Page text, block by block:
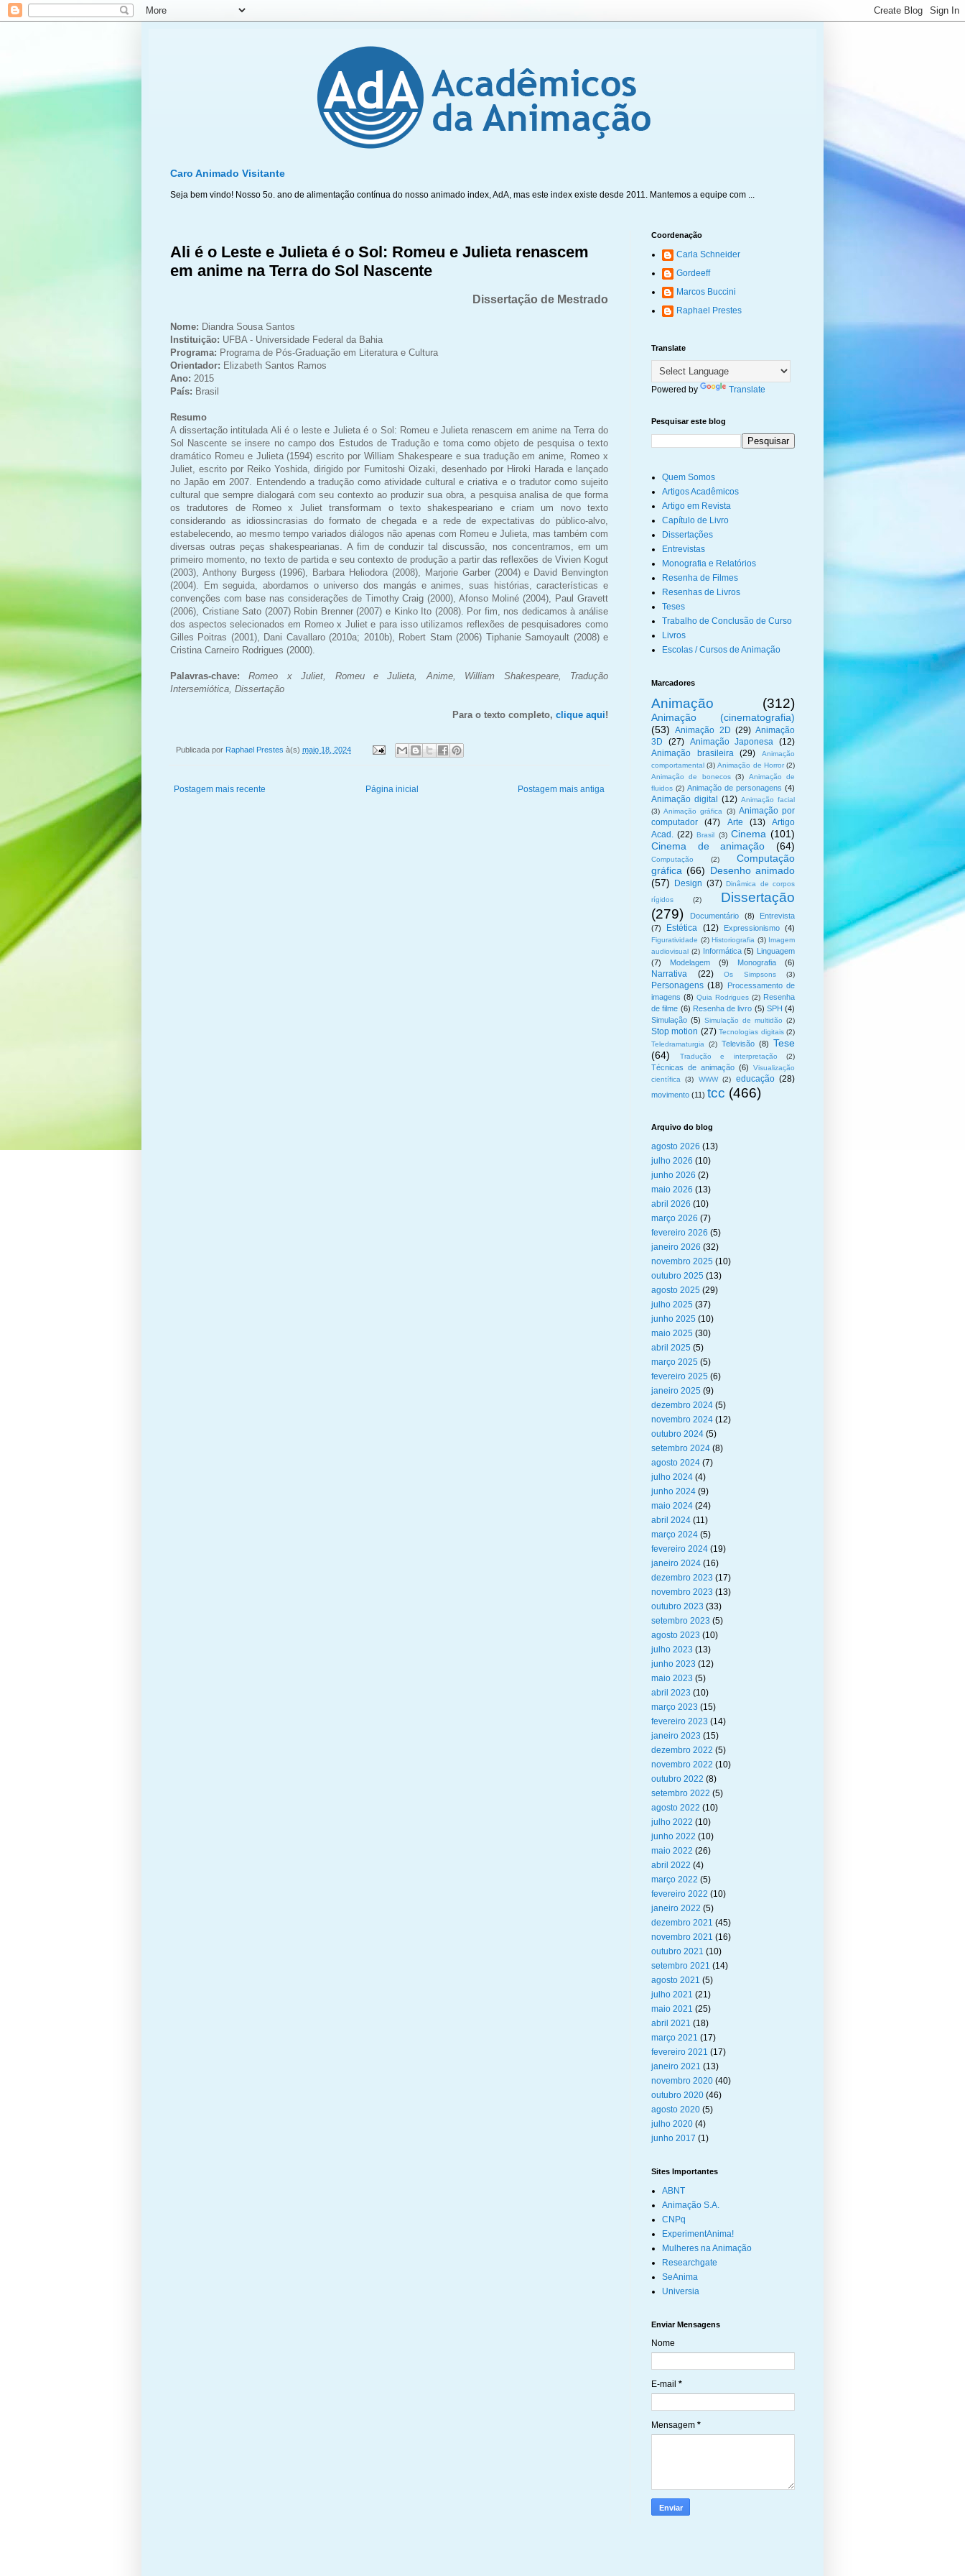
Caro Animado Visitante
Seja bem vindo! Nosso 5o. ano de alimentação contínua do nosso animado index, AdA, mas este index existe desde 2011. Mantemos a equipe com ...
Ali é o Leste e Julieta é o Sol: Romeu e Julieta renascem
em anime na Terra do Sol Nascente
Dissertação de Mestrado
Nome: Diandra Sousa Santos
Instituição: UFBA - Universidade Federal da Bahia
Programa: Programa de Pós-Graduação em Literatura e Cultura
Orientador: Elizabeth Santos Ramos
Ano: 2015
País: Brasil
Resumo
A dissertação intitulada Ali é o leste e Julieta é o Sol: Romeu e Julieta renascem em anime na Terra do
Sol Nascente se insere no campo dos Estudos de Tradução e toma como objeto de pesquisa o texto
dramático Romeu e Julieta (1594) escrito por William Shakespeare e sua tradução em anime, Romeo x
Juliet, escrito por Reiko Yoshida, dirigido por Fumitoshi Oizaki, desenhado por Hiroki Harada e lançado
no Japão em 2007. Entendendo a tradução como atividade cultural e criativa e o tradutor como sujeito
cultural que sempre dialogará com seu contexto ao produzir sua obra, a pesquisa analisa de que forma
os tradutores de Romeo x Juliet transformam o texto shakespeariano e criam um novo texto
considerando as idiossincrasias do formato de chegada e a rede de expectativas do público-alvo,
estabelecendo, ao mesmo tempo variados diálogos não apenas com Romeu e Julieta, mas também com
diversas outras peças shakespearianas. A fim de conduzir tal discussão, nos concentramos, em um
primeiro momento, no texto de partida e seu contexto de produção a partir das reflexões de Vivien Kogut
(2003), Anthony Burgess (1996), Barbara Heliodora (2008), Marjorie Garber (2004) e David Benvington
(2004). Em seguida, abordamos o universo dos mangás e animes, suas histórias, características e
convenções com base nas considerações de Timothy Craig (2000), Afonso Moliné (2004), Paul Gravett
(2006), Cristiane Sato (2007) Robin Brenner (2007) e Kinko Ito (2008). Por fim, nos dedicamos à análise
dos aspectos selecionados em Romeo x Juliet e para isso utilizamos reflexões de pesquisadores como
Gilles Poitras (2001), Dani Cavallaro (2010a; 2010b), Robert Stam (2006) Tiphanie Samoyault (2008) e
Cristina Carneiro Rodrigues (2000).
Palavras-chave:Romeo x Juliet, Romeu e Julieta, Anime, William Shakespeare, Tradução
Intersemiótica, Dissertação
Para o texto completo, clique aqui!
Publicada por Raphael Prestes à(s) maio 18, 2024
Postagem mais recente Postagem mais antiga
Página inicial
Coordenação
Carla Schneider
Gordeeff
Marcos Buccini
Raphael Prestes
Translate
Powered by Translate
Pesquisar este blog
Quem Somos
Artigos Acadêmicos
Artigo em Revista
Capítulo de Livro
Dissertações
Entrevistas
Monografia e Relatórios
Resenha de Filmes
Resenhas de Livros
Teses
Trabalho de Conclusão de Curso
Livros
Escolas / Cursos de Animação
Marcadores
Animação (312)
Animação (cinematografia)
(53) Animação 2D (29) Animação
3D
(27) Animação Japonesa (12)
Animação brasileira
(29)
Animação
comportamental (3) Animação de Horror (2)
Animação de bonecos (3)
Animação de
fluidos (2) Animação de personagens (4)
Animação digital (12) Animação facial
(3) Animação gráfica (3) Animação por
computador
(47) Arte (13)
Artigo
Acad. (22) Brasil (3) Cinema (101)
Cinema de animação
(64)
Computação (2)
Computação
gráfica (66) Desenho animado
(57)
Design (37) Dinâmica de corpos
rígidos
(2)
Dissertação
(279)
Documentário (8)
Entrevista
(7)
Estética (12) Expressionismo (4)
Figuratividade (2) Historiografia (3) Imagem
audiovisual (2) Informática (5) Linguagem
(7)
Modelagem (9) Monografia (6)
Narrativa (22) Os Simpsons (3)
Personagens (18) Processamento de
imagens (8) Quia Rodrigues (2) Resenha
de filme (6) Resenha de livro (5) SPH (4)
Simulação (5) Simulação de multidão (2)
Stop motion (27) Tecnologias digitais (2)
Teledramaturgia
(2) Televisão (8) Tese
(64)
Tradução e interpretação (2)
Técnicas de animação (6)
Visualização
científica
(3) WWW (2) educação (28)
movimento (11) tcc (466)
Arquivo do blog
agosto 2026 (13)
julho 2026 (10)
junho 2026 (2)
maio 2026 (13)
abril 2026 (10)
março 2026 (7)
fevereiro 2026 (5)
janeiro 2026 (32)
novembro 2025 (10)
outubro 2025 (13)
agosto 2025 (29)
julho 2025 (37)
junho 2025 (10)
maio 2025 (30)
abril 2025 (5)
março 2025 (5)
fevereiro 2025 (6)
janeiro 2025 (9)
dezembro 2024 (5)
novembro 2024 (12)
outubro 2024 (5)
setembro 2024 (8)
agosto 2024 (7)
julho 2024 (4)
junho 2024 (9)
maio 2024 (24)
abril 2024 (11)
março 2024 (5)
fevereiro 2024 (19)
janeiro 2024 (16)
dezembro 2023 (17)
novembro 2023 (13)
outubro 2023 (33)
setembro 2023 (5)
agosto 2023 (10)
julho 2023 (13)
junho 2023 (12)
maio 2023 (5)
abril 2023 (10)
março 2023 (15)
fevereiro 2023 (14)
janeiro 2023 (15)
dezembro 2022 (5)
novembro 2022 (10)
outubro 2022 (8)
setembro 2022 (5)
agosto 2022 (10)
julho 2022 (10)
junho 2022 (10)
maio 2022 (26)
abril 2022 (4)
março 2022 (5)
fevereiro 2022 (10)
janeiro 2022 (5)
dezembro 2021 (45)
novembro 2021 (16)
outubro 2021 (10)
setembro 2021 (14)
agosto 2021 (5)
julho 2021 (21)
maio 2021 (25)
abril 2021 (18)
março 2021 (17)
fevereiro 2021 (17)
janeiro 2021 (13)
novembro 2020 (40)
outubro 2020 (46)
agosto 2020 (5)
julho 2020 (4)
junho 2017 (1)
Sites Importantes
ABNT
Animação S.A.
CNPq
ExperimentAnima!
Mulheres na Animação
Researchgate
SeAnima
Universia
Enviar Mensagens
Nome
E-mail *
Mensagem *